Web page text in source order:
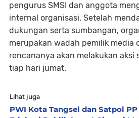
pengurus SMSI dan anggota
internal organisasi. Setelah
dukungan serta sumbangan,
merupakan wadah pemilik media
rencananya akan melakukan aksi
tiap hari jumat.
Lihat juga
PWI Kota Tangsel dan Satpol